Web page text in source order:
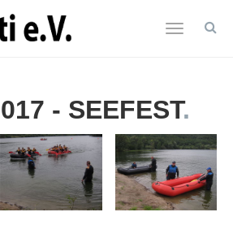
Toggle
- SEEFEST